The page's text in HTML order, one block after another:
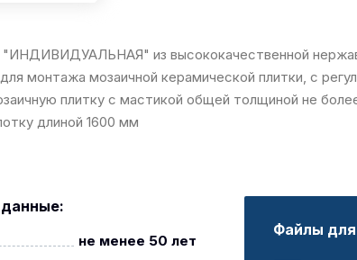
"ИНДИВИДУАЛЬНАЯ" из высококачественной
монтажа мозаичной керамической плитки, с
плитку с мастикой общей толщиной не
длиной 1600 мм
данные:
не менее 50 лет
Файлы для